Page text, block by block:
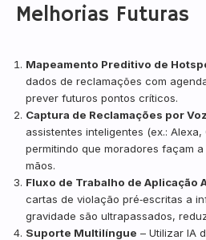
Melhorias Futuras
Mapeamento Preditivo de
dados de reclamações com
prever futuros pontos críticos.
Captura de Reclamações por Voz
assistentes inteligentes (ex.: Alexa,
permitindo que moradores façam
mãos.
Fluxo de Trabalho de Aplicação
cartas de violação pré‑escritas a
gravidade são ultrapassados,
Suporte Multilíngue – Utilizar IA